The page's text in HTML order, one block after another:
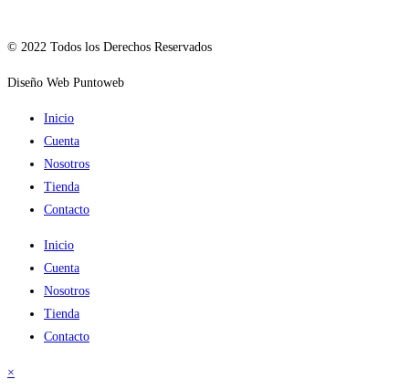
© 2022 Todos los Derechos Reservados
Diseño Web Puntoweb
Inicio
Cuenta
Nosotros
Tienda
Contacto
Inicio
Cuenta
Nosotros
Tienda
Contacto
×